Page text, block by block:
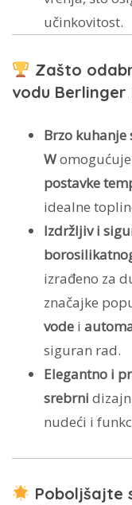
učinkovitost.
Zašto
vodu Berlinger
Brzo kuhanje
W
postavke
idealne
Izdržljiv i
izrađeno za
značajke
vode i
siguran rad.
Elegantno i
srebrni
nudeći i
Poboljšajte